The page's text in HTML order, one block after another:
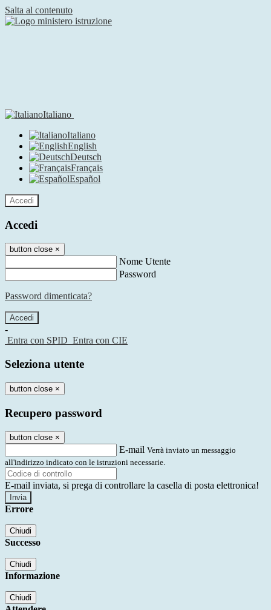
Salta al contenuto
Italiano
Italiano
English
Deutsch
Français
Español
Accedi
Accedi
button close ×
Nome Utente
Password
Password dimenticata?
-
Entra con SPID Entra con CIE
Seleziona utente
button close ×
Recupero password
button close ×
E-mail Verrà inviato un messaggio
all'indirizzo indicato con le istruzioni necessarie.
E-mail inviata, si prega di controllare la casella di posta elettronica!
Errore
Chiudi
Successo
Chiudi
Informazione
Chiudi